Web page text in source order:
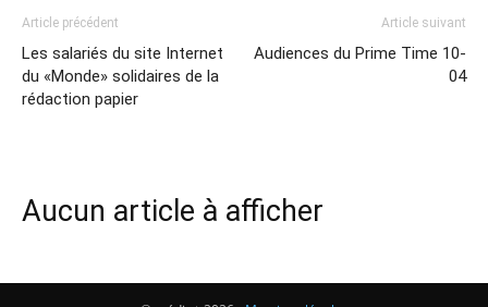
Article précédent
Les salariés du site Internet
du «Monde» solidaires de la
rédaction papier
Article suivant
Audiences du Prime Time 10-
04
Aucun article à afficher